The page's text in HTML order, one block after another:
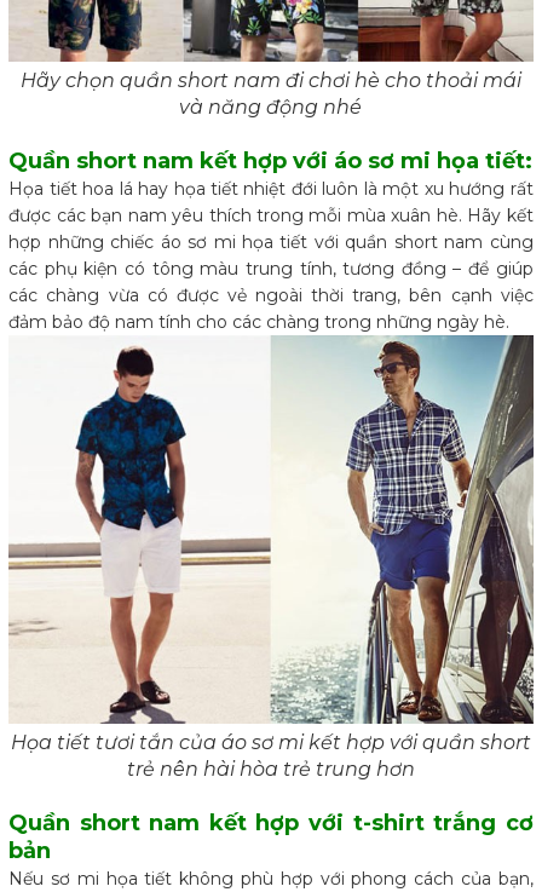
Hãy chọn quần short nam đi chơi hè cho thoải mái
và năng động nhé
Quần short nam kết hợp với áo sơ mi họa tiết:
Họa tiết hoa lá hay họa tiết nhiệt đới luôn là một xu hướng rất
được các bạn nam yêu thích trong mỗi mùa xuân hè. Hãy kết
hợp những chiếc áo sơ mi họa tiết với quần short nam cùng
các phụ kiện có tông màu trung tính, tương đồng – để giúp
các chàng vừa có được vẻ ngoài thời trang, bên cạnh việc
đảm bảo độ nam tính cho các chàng trong những ngày hè.
Họa tiết tươi tắn của áo sơ mi kết hợp với quần short
trẻ nên hài hòa trẻ trung hơn
Quần short nam kết hợp với t-shirt trắng cơ
bản
Nếu sơ mi họa tiết không phù hợp với phong cách của bạn,